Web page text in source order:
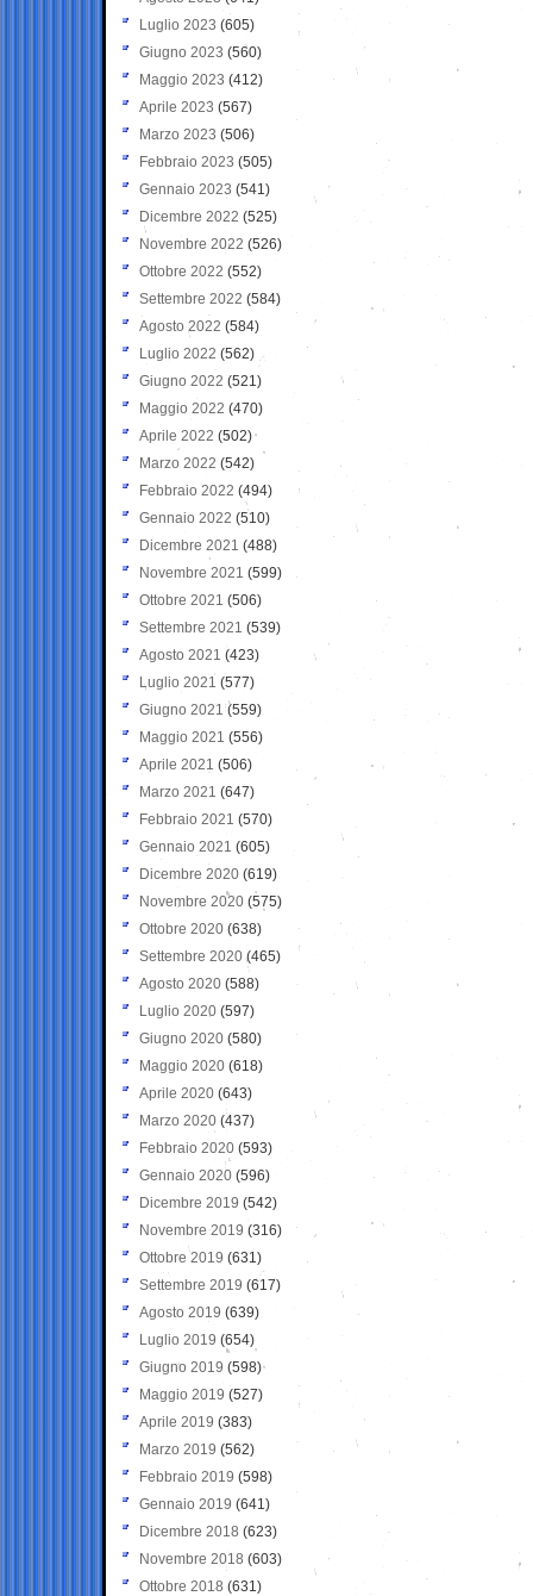
Luglio 2023 (605)
Giugno 2023 (560)
Maggio 2023 (412)
Aprile 2023 (567)
Marzo 2023 (506)
Febbraio 2023 (505)
Gennaio 2023 (541)
Dicembre 2022 (525)
Novembre 2022 (526)
Ottobre 2022 (552)
Settembre 2022 (584)
Agosto 2022 (584)
Luglio 2022 (562)
Giugno 2022 (521)
Maggio 2022 (470)
Aprile 2022 (502)
Marzo 2022 (542)
Febbraio 2022 (494)
Gennaio 2022 (510)
Dicembre 2021 (488)
Novembre 2021 (599)
Ottobre 2021 (506)
Settembre 2021 (539)
Agosto 2021 (423)
Luglio 2021 (577)
Giugno 2021(559)
Maggio 2021 (556)
Aprile 2021 (506)
Marzo 2021 (647)
Febbraio 2021 (570)
Gennaio 2021 (605)
Dicembre 2020 (619)
Novembre 2020 (575)
Ottobre 2020 (638)
Settembre 2020(465)
Agosto 2020 (588)
Luglio 2020 (597)
Giugno 2020 (580)
Maggio 2020 (618)
Aprile 2020 (643)
Marzo 2020 (437)
Febbraio 2020 (593)
Gennaio 2020 (596)
Dicembre 2019 (542)
Novembre 2019 (316)
Ottobre 2019 (631)
Settembre 2019 (617)
Agosto 2019 (639)
Luglio 2019 (654)
Giugno 2019 (598)
Maggio 2019 (527)
Aprile 2019 (383)
Marzo 2019 (562)
Febbraio 2019 (598)
Gennaio 2019 (641)
Dicembre 2018 (623)
Novembre 2018 (603)
Ottobre 2018 (631)